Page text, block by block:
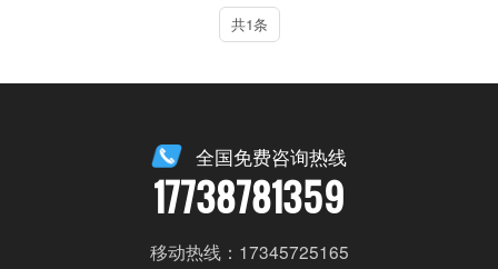
共1条
全国免费咨询热线
17738781359
移动热线：17345725165